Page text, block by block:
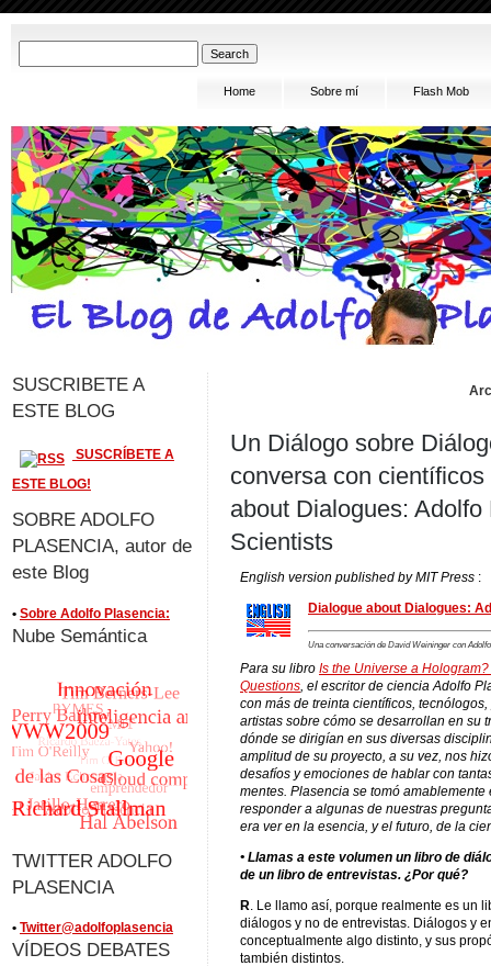
Home Sobre mí Flash Mob
Un Diálogo sobre
conversa con
about Dialogues:
Scientists
English version published by MIT Press :
Dialogue about Dialogues:
Una conversación de David Weininger con
Para su libro Is the Universe a
Questions, el escritor de ciencia Adolfo
con más de treinta científicos,
artistas sobre cómo se desarrollan en su
dónde se dirigían en sus diversas
amplitud de su proyecto, a su vez, nos
desafíos y emociones de hablar con
mentes. Plasencia se tomó amablemente
responder a algunas de nuestras
era ver en la esencia, y el futuro, de la
• Llamas a este volumen un libro de
de un libro de entrevistas. ¿Por qué?
R. Le llamo así, porque realmente es un
diálogos y no de entrevistas. Diálogos y
conceptualmente algo distinto, y sus
también distintos.
SUSCRIBETE A
ESTE BLOG
SUSCRÍBETE A
ESTE BLOG!
SOBRE ADOLFO
PLASENCIA, autor de
este Blog
• Sobre Adolfo Plasencia:
Nube Semántica
TWITTER ADOLFO
PLASENCIA
• Twitter@adolfoplasencia
VÍDEOS DEBATES